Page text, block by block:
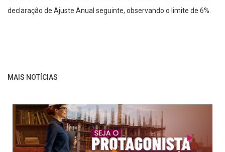
declaração de Ajuste Anual seguinte, observando o limite de 6%.
MAIS NOTÍCIAS